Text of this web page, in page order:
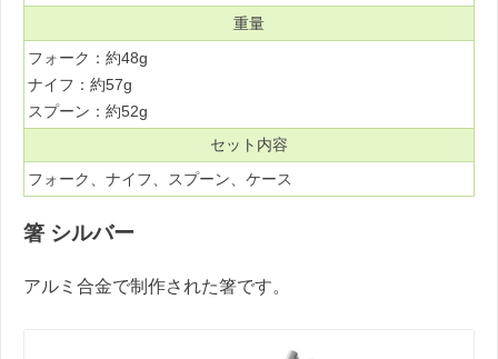
重量
フォーク：約48g
ナイフ：約57g
スプーン：約52g
セット内容
フォーク、ナイフ、スプーン、ケース
箸 シルバー
アルミ合金で制作された箸です。